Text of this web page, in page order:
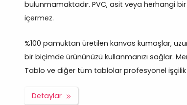
bulunmamaktadır. PVC, asit veya herhangi
içermez.
%100 pamuktan üretilen kanvas kumaşlar,
bir biçimde ürününüzü kullanmanızı sağlar.
Tablo ve diğer tüm tablolar profesyonel işçilik
Detaylar